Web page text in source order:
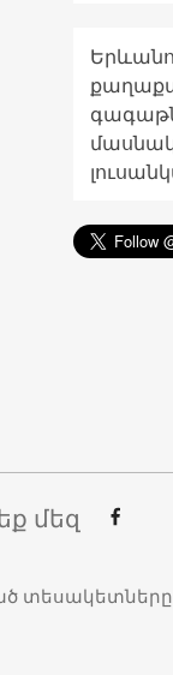
մեզ
տեսակետները